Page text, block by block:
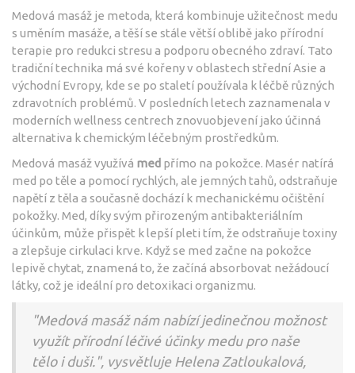
Medová masáž je metoda, která kombinuje užitečnost medu
s uměním masáže, a těší se stále větší oblibě jako přírodní
terapie pro redukci stresu a podporu obecného zdraví. Tato
tradiční technika má své kořeny v oblastech střední Asie a
východní Evropy, kde se po staletí používala k léčbě různých
zdravotních problémů. V posledních letech zaznamenala v
moderních wellness centrech znovuobjevení jako účinná
alternativa k chemickým léčebným prostředkům.
Medová masáž využívá med přímo na pokožce. Masér natírá
med po těle a pomocí rychlých, ale jemných tahů, odstraňuje
napětí z těla a současně dochází k mechanickému očištění
pokožky. Med, díky svým přirozeným antibakteriálním
účinkům, může přispět k lepší pleti tím, že odstraňuje toxiny
a zlepšuje cirkulaci krve. Když se med začne na pokožce
lepivě chytat, znamená to, že začíná absorbovat nežádoucí
látky, což je ideální pro detoxikaci organizmu.
"Medová masáž nám nabízí jedinečnou možnost
využít přírodní léčivé účinky medu pro naše
tělo i duši.", vysvětluje Helena Zatloukalová,